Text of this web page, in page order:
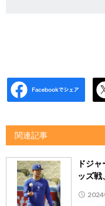
関連記事
ドジ
ッズ戦
2024